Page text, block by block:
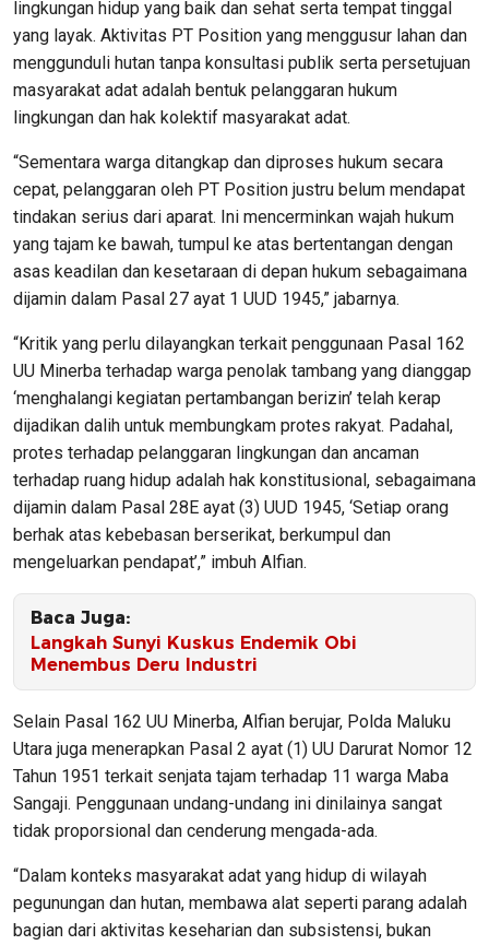
lingkungan hidup yang baik dan sehat serta tempat tinggal
yang layak. Aktivitas PT Position yang menggusur lahan dan
menggunduli hutan tanpa konsultasi publik serta persetujuan
masyarakat adat adalah bentuk pelanggaran hukum
lingkungan dan hak kolektif masyarakat adat.
“Sementara warga ditangkap dan diproses hukum secara
cepat, pelanggaran oleh PT Position justru belum mendapat
tindakan serius dari aparat. Ini mencerminkan wajah hukum
yang tajam ke bawah, tumpul ke atas bertentangan dengan
asas keadilan dan kesetaraan di depan hukum sebagaimana
dijamin dalam Pasal 27 ayat 1 UUD 1945,” jabarnya.
“Kritik yang perlu dilayangkan terkait penggunaan Pasal 162
UU Minerba terhadap warga penolak tambang yang dianggap
‘menghalangi kegiatan pertambangan berizin’ telah kerap
dijadikan dalih untuk membungkam protes rakyat. Padahal,
protes terhadap pelanggaran lingkungan dan ancaman
terhadap ruang hidup adalah hak konstitusional, sebagaimana
dijamin dalam Pasal 28E ayat (3) UUD 1945, ‘Setiap orang
berhak atas kebebasan berserikat, berkumpul dan
mengeluarkan pendapat’,” imbuh Alfian.
Baca Juga:
Langkah Sunyi Kuskus Endemik Obi
Menembus Deru Industri
Selain Pasal 162 UU Minerba, Alfian berujar, Polda Maluku
Utara juga menerapkan Pasal 2 ayat (1) UU Darurat Nomor 12
Tahun 1951 terkait senjata tajam terhadap 11 warga Maba
Sangaji. Penggunaan undang-undang ini dinilainya sangat
tidak proporsional dan cenderung mengada-ada.
“Dalam konteks masyarakat adat yang hidup di wilayah
pegunungan dan hutan, membawa alat seperti parang adalah
bagian dari aktivitas keseharian dan subsistensi, bukan